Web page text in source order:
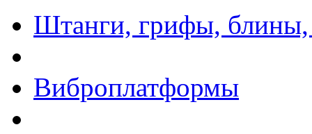
Штанги, грифы, блины,
Виброплатформы